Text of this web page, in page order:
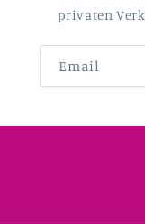
privaten
Email